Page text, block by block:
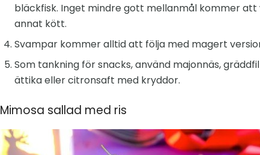
bläckfisk. Inget mindre gott mellanmål kommer
annat kött.
Svampar kommer alltid att följa med magert
Som tankning för snacks, använd majonnäs,
ättika eller citronsaft med kryddor.
Mimosa sallad med ris